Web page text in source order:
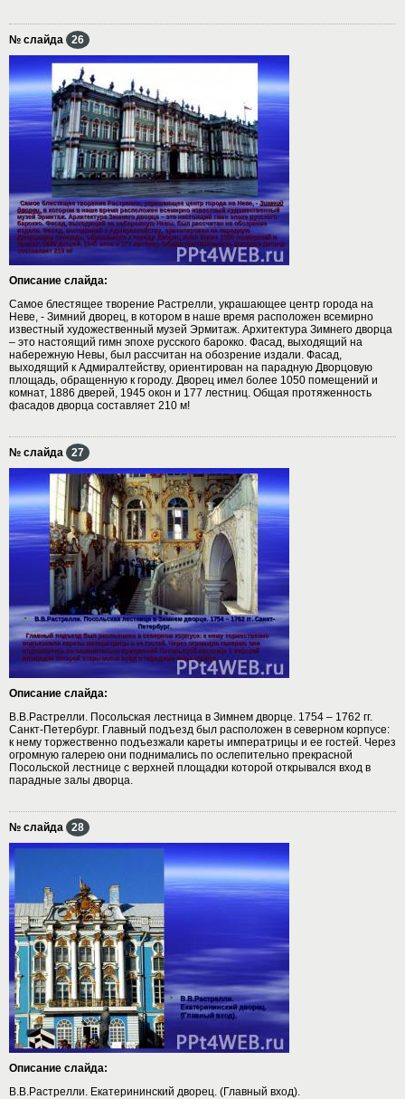
№ слайда 26
Описание слайда:
Самое блестящее творение Растрелли, украшающее центр города на
Неве, - Зимний дворец, в котором в наше время расположен всемирно
известный художественный музей Эрмитаж. Архитектура Зимнего дворца
– это настоящий гимн эпохе русского барокко. Фасад, выходящий на
набережную Невы, был рассчитан на обозрение издали. Фасад,
выходящий к Адмиралтейству, ориентирован на парадную Дворцовую
площадь, обращенную к городу. Дворец имел более 1050 помещений и
комнат, 1886 дверей, 1945 окон и 177 лестниц. Общая протяженность
фасадов дворца составляет 210 м!
№ слайда 27
Описание слайда:
В.В.Растрелли. Посольская лестница в Зимнем дворце. 1754 – 1762 гг.
Санкт-Петербург. Главный подъезд был расположен в северном корпусе:
к нему торжественно подъезжали кареты императрицы и ее гостей. Через
огромную галерею они поднимались по ослепительно прекрасной
Посольской лестнице с верхней площадки которой открывался вход в
парадные залы дворца.
№ слайда 28
Описание слайда:
В.В.Растрелли. Екатерининский дворец. (Главный вход).